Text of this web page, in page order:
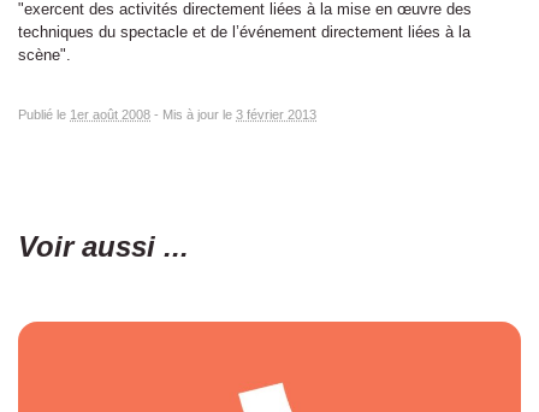
"exercent des activités directement liées à la mise en œuvre des
techniques du spectacle et de l’événement directement liées à la
scène".
Publié le 1er août 2008 - Mis à jour le 3 février 2013
Voir aussi ...